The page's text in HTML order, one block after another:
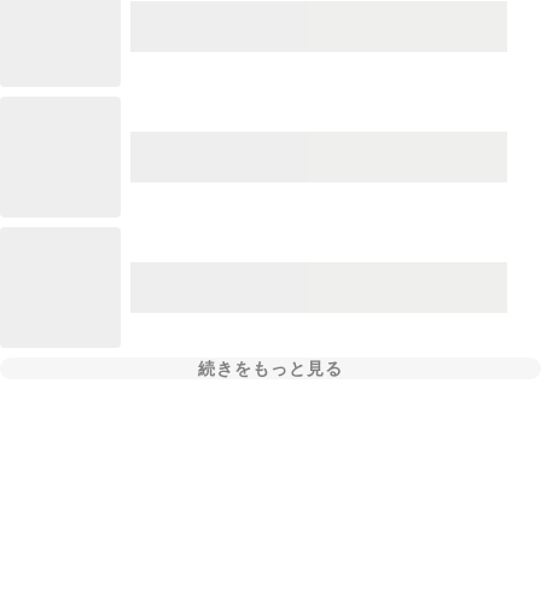
続きをもっと見る